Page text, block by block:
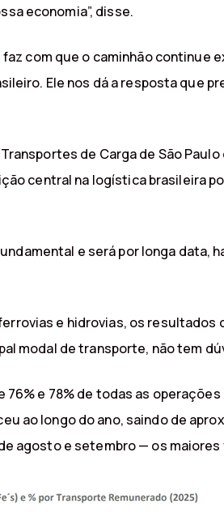
economia”, disse.
com que o caminhão continue
Ele nos dá a resposta que
de Carga de São Paulo
central na logística brasileira
e será por longa data,
e hidrovias, os resultados
modal de transporte, não tem
e 78% de todas as
ao longo do ano, saindo de
agosto e setembro — os